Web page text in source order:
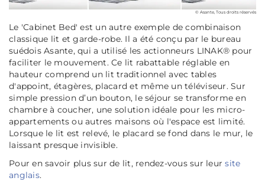
© Asante, Tous droits réservés
Le 'Cabinet Bed' est un autre exemple de combinaison
classique lit et garde-robe. Il a été conçu par le bureau
suédois Asante, qui a utilisé les actionneurs LINAK® pour
faciliter le mouvement. Ce lit rabattable réglable en
hauteur comprend un lit traditionnel avec tables
d'appoint, étagères, placard et même un téléviseur. Sur
simple pression d’un bouton, le séjour se transforme en
chambre à coucher, une solution idéale pour les micro-
appartements ou autres maisons où l'espace est limité.
Lorsque le lit est relevé, le placard se fond dans le mur, le
laissant presque invisible.
Pour en savoir plus sur de lit, rendez-vous sur leursite
anglais.